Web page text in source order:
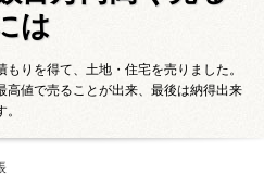
は
りを得て、土地・住宅を売りました。
高値で売ることが出来、最後は納得出来